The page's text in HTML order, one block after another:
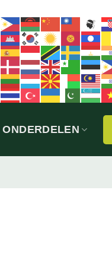
ONDERDELEN